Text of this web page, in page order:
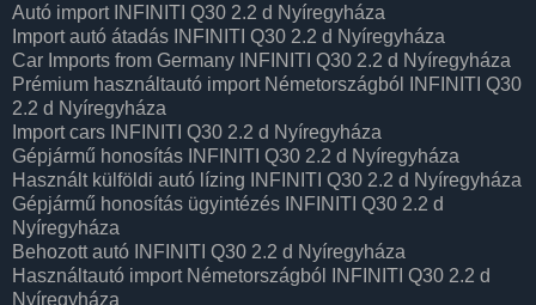
Autó import INFINITI Q30 2.2 d Nyíregyháza
Import autó átadás INFINITI Q30 2.2 d Nyíregyháza
Car Imports from Germany INFINITI Q30 2.2 d Nyíregyháza
Prémium használtautó import Németországból INFINITI Q30
2.2 d Nyíregyháza
Import cars INFINITI Q30 2.2 d Nyíregyháza
Gépjármű honosítás INFINITI Q30 2.2 d Nyíregyháza
Használt külföldi autó lízing INFINITI Q30 2.2 d Nyíregyháza
Gépjármű honosítás ügyintézés INFINITI Q30 2.2 d
Nyíregyháza
Behozott autó INFINITI Q30 2.2 d Nyíregyháza
Használtautó import Németországból INFINITI Q30 2.2 d
Nyíregyháza